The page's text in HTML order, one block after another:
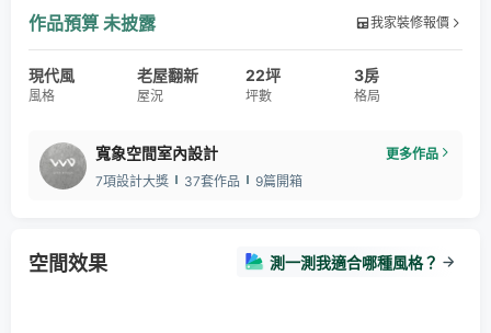
作品預算 未披露 我家裝修報價
現代風
風格
老屋翻新
屋況
22坪
坪數
3房
格局
寬象空間室內設計
更多作品
7項設計大獎
37套作品 9篇開箱
空間效果 測一測我適合哪種風格？